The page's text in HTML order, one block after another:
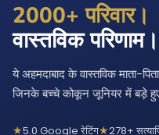
2000+ परिवार।
वास्तविक परिणाम।
ये अहमदाबाद के वास्तविक माता-
जिनके बच्चे कोकून जूनियर में बड़े
5.0 Google रेटिंग 278+